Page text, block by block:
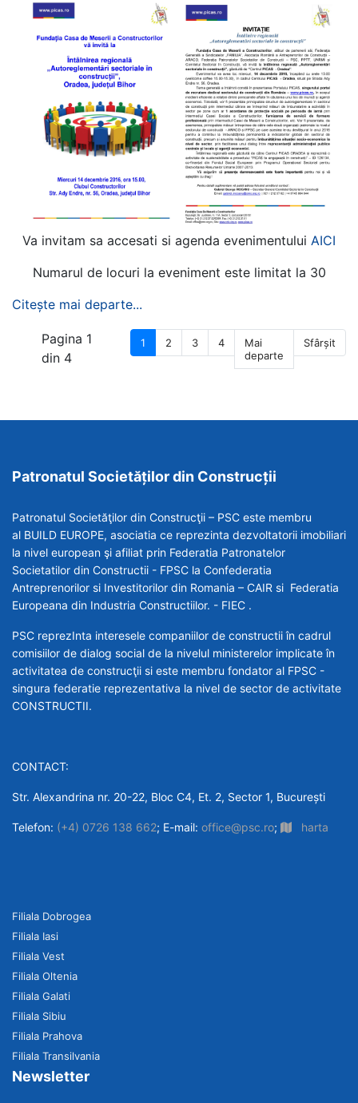
Va invitam sa accesati si agenda evenimentului AICI
Numarul de locuri la eveniment este limitat la 30
Citește mai departe...
Pagina 1
din 4
1 2 3 4
Mai
departe
Sfârșit
Patronatul Societăților din Construcții
Patronatul Societăţilor din Construcţii – PSC este membru
al BUILD EUROPE, asociatia ce reprezinta dezvoltatorii imobiliari
la nivel european şi afiliat prin Federatia Patronatelor
Societatilor din Constructii - FPSC la Confederatia
Antreprenorilor si Investitorilor din Romania – CAIR si Federatia
Europeana din Industria Constructiilor. - FIEC .
PSC reprezInta interesele companiilor de constructii în cadrul
comisiilor de dialog social de la nivelul ministerelor implicate în
activitatea de construcţii si este membru fondator al FPSC -
singura federatie reprezentativa la nivel de sector de activitate
CONSTRUCTII.
CONTACT:
Str. Alexandrina nr. 20-22, Bloc C4, Et. 2, Sector 1, București
Telefon: (+4) 0726 138 662; E-mail: office@psc.ro; harta
Filiala Dobrogea
Filiala Iasi
Filiala Vest
Filiala Oltenia
Filiala Galati
Filiala Sibiu
Filiala Prahova
Filiala Transilvania
Newsletter